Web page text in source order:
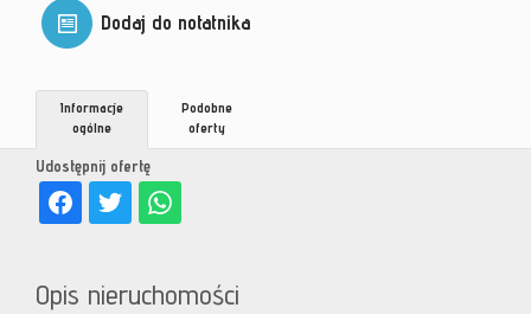
Dodaj do notatnika
Udostępnij ofertę
Informacje
ogólne
Podobne
oferty
Opis nieruchomości